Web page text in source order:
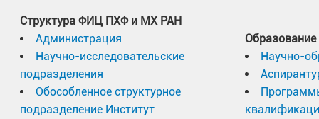
Структура ФИЦ ПХФ и МХ РАН
Администрация
Научно-исследовательские
подразделения
Обособленное структурное
подразделение Институт
Образование
Научно-